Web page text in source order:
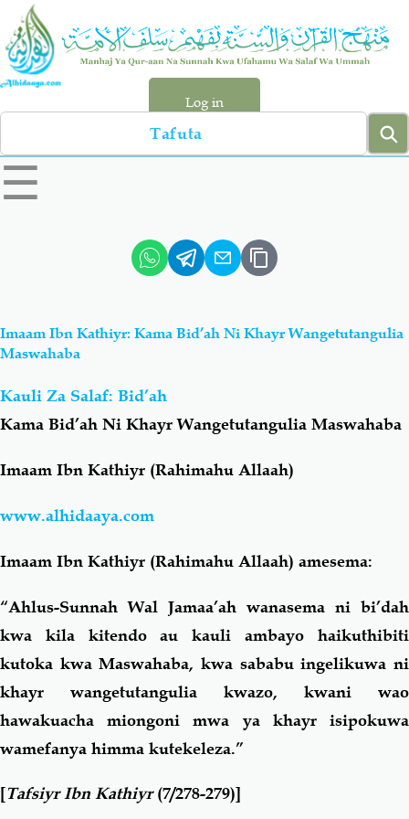
Skip
main
content
Log in
Search
left
sidebar
☰
Hadiyth
Aqiydah Manhaj
Shirki & Kufru
Fiqh-Ibaadah
Fataawa Za Ulamaa Kauli Za Salaf
Familia-Jamii Maswali-Majibu
Chemsha Bongo Vitabu
Mapishi
Imaam Ibn Kathiyr: Kama Bid’ah Ni Khayr Wangetutangulia
Maswahaba
Kauli Za Salaf: Bid’ah
Kama Bid’ah Ni Khayr Wangetutangulia Maswahaba
Imaam Ibn Kathiyr (Rahimahu Allaah)
www.alhidaaya.com
Imaam Ibn Kathiyr (Rahimahu Allaah) amesema:
“Ahlus-Sunnah Wal Jamaa’ah wanasema ni bi’dah
kwa kila kitendo au kauli ambayo haikuthibiti
kutoka kwa Maswahaba, kwa sababu ingelikuwa ni
khayr wangetutangulia kwazo, kwani wao
hawakuacha miongoni mwa ya khayr isipokuwa
wamefanya himma kutekeleza.”
[Tafsiyr Ibn Kathiyr(7/278-279)]